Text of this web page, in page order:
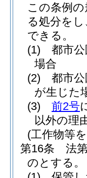
この条例
る処分を
できる。
(1)
都市
場合
(2)
都市
が生じた
(3)
前2号
以外の理
(工作物等
第16条
法
のとする。